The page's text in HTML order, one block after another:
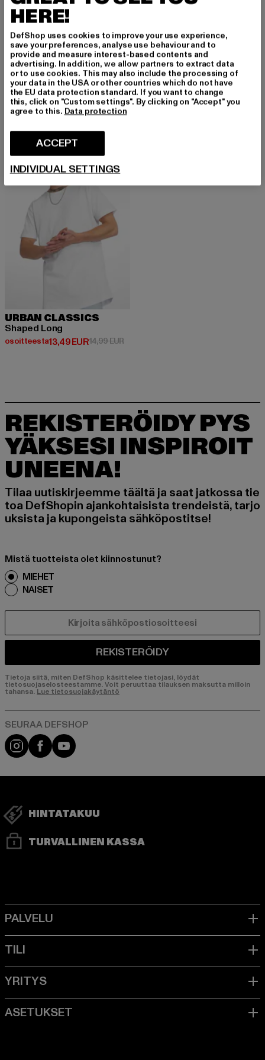
URBAN CLASSICS
Shaped Long
10,94 EUR
Ajankohtainen hinta: 10,94 EUR
14,99 EURKampanjahinta: 14,99 EUR
URBAN CLASSICS
Shaped Long
10,04 EUR
Ajankohtainen hinta: 10,04 EUR
14,99 EUR
UUSI -10%
URBAN CLASSICS
Shaped Long
osoitteesta13,49 EUR
Ajankohtainen hinta: Osoitteesta 13,49 EUR
14,99 EURKampanjahinta: 14,99 EUR
REKISTERÖIDY PYS
YÄKSESI INSPIROIT
UNEENA!
Tilaa uutiskirjeemme täältä ja saat jatkossa tie
toa DefShopin ajankohtaisista trendeistä, tarjo
uksista ja kupongeista sähköpostitse!
Mistä tuotteista olet kiinnostunut?
MIEHET
NAISET
REKISTERÖIDY
Tietoja siitä, miten DefShop käsittelee tietojasi, löydät
tietosuojaselosteestamme. Voit peruuttaa tilauksen maksutta milloin
tahansa. Lue tietosuojakäytäntö
Visit our Instagram page:
Visit our Facebook page:
Visit our YouTube channel:
HINTATAKUU
TURVALLINEN KASSA
HERE!
DefShop uses cookies to improve your use experience,
save your preferences, analyse use behaviour and to
provide and measure interest-based contents and
advertising. In addition, we allow partners to extract data
or to use cookies. This may also include the processing of
your data in the USA or other countries which do not have
the EU data protection standard. If you want to change
this, click on "Custom settings". By clicking on "Accept" you
agree to this. Data protection
ACCEPT
INDIVIDUAL SETTINGS